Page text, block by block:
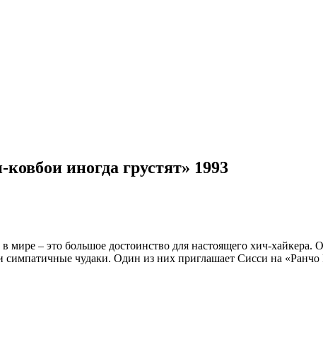
иногда грустят» 1993
– это большое достоинство для настоящего хич-
чудаки. Один из них приглашает Сисси на